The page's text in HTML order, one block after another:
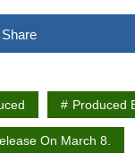
Share
Produced
On March 8.